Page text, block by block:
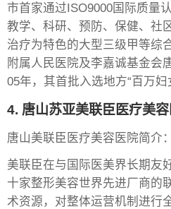
市首家通过ISO9000国际质量
教学、科研、预防、保健、社
治疗为特色的大型三级甲等综
附属人民医院及李嘉诚基金会
05年，其首批入选地方“百万妇
4. 唐山苏亚美联臣医疗美
唐山美联臣医疗美容医院简介：
美联臣在与国际医美界长期友
十家整形美容世界先进厂商的
术资源，对整体运营机制进行